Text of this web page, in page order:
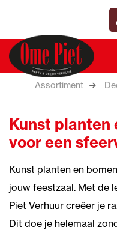
Assortiment
Kunst planten
voor een
Kunst planten en
jouw feestzaal. Met de
Piet Verhuur creëer je
Dit doe je helemaal